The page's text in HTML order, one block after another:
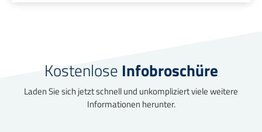
Kostenlose Infobroschüre
Laden Sie sich jetzt schnell und unkompliziert viele weitere
Informationen herunter.